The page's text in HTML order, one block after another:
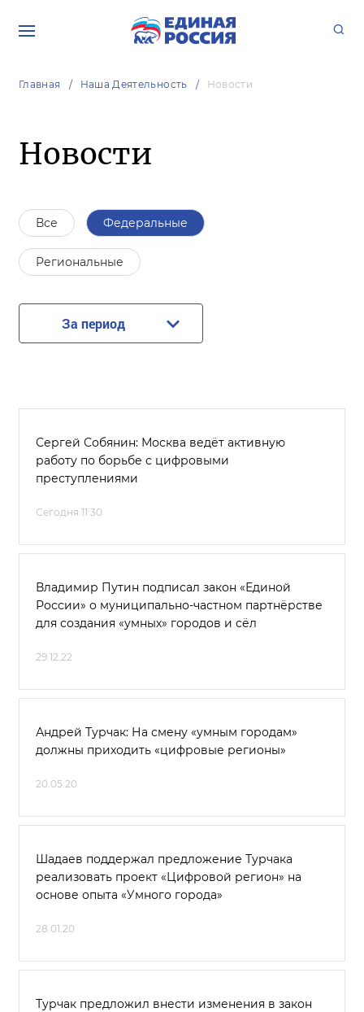
Главная Наша Деятельность Новости
Новости
Все Федеральные
Региональные
За период
Сергей Собянин: Москва ведёт активную
работу по борьбе с цифровыми
преступлениями
Сегодня 11:30
Владимир Путин подписал закон «Единой
России» о муниципально-частном партнёрстве
для создания «умных» городов и сёл
29.12.22
Андрей Турчак: На смену «умным городам»
должны приходить «цифровые регионы»
20.05.20
Шадаев поддержал предложение Турчака
реализовать проект «Цифровой регион» на
основе опыта «Умного города»
28.01.20
Турчак предложил внести изменения в закон